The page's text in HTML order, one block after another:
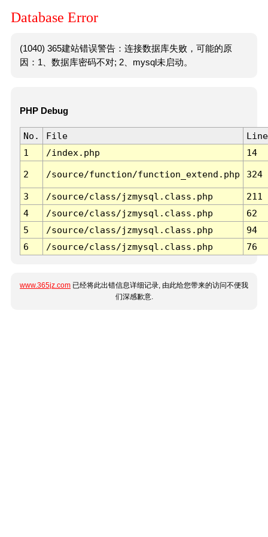
Database Error
(1040) 365建站错误警告：连接数据库失败，可能的原
因：1、数据库密码不对; 2、mysql未启动。
PHP Debug
No. File
Line
1
/index.php 14
2 /source/function/function_extend.php 324
3 /source/class/jzmysql.class.php
211
4
/source/class/jzmysql.class.php
62
5
/source/class/jzmysql.class.php
94
6
/source/class/jzmysql.class.php 76
www.365jz.com 已经将此出错信息详细记录, 由此给您带来的访问不便我
们深感歉意.